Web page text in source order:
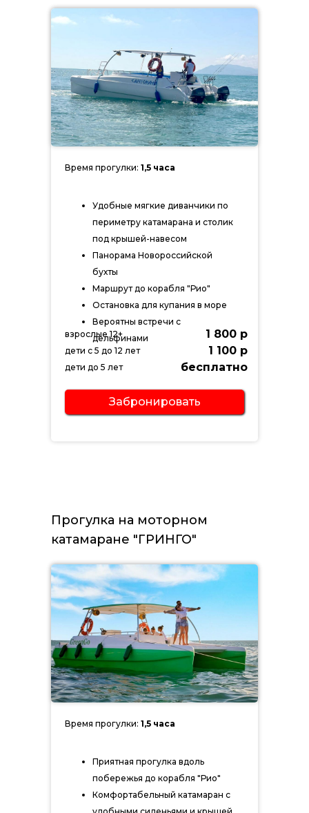
Удобные мягкие диванчики по
периметру катамарана и столик
под крышей-навесом
Панорама Новороссийской
бухты
Маршрут до корабля "Рио"
Остановка для купания в море
Вероятны встречи с
дельфинами
Забронировать
взрослые 12+
дети с 5 до 12 лет
дети до 5 лет
1 800 р
1 100 р
бесплатно
Время прогулки: 1,5 часа
Прогулка на моторном
катамаране "ГРИНГО"
Приятная прогулка вдоль
побережья до корабля "Рио"
Комфортабельный катамаран с
Время прогулки: 1,5 часа